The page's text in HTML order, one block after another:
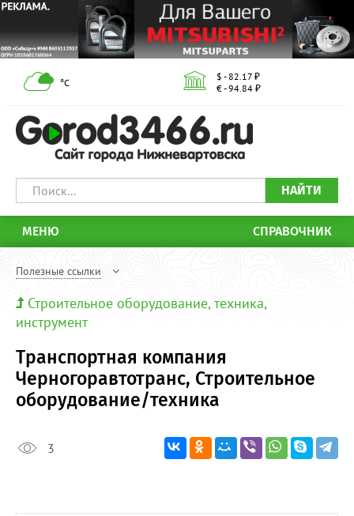
°С
$ - 82.17 ₽
€ - 94.84 ₽
НАЙТИ
МЕНЮ СПРАВОЧНИК
Полезные ссылки
Строительное оборудование, техника,
инструмент
Транспортная компания
Черногоравтотранс, Строительное
оборудование/техника
3